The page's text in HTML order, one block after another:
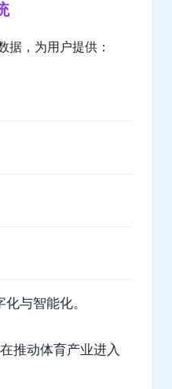
据，为用户提供：
与智能化。
推动体育产业进入